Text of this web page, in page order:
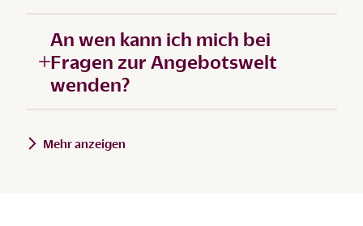
An wen kann ich mich bei
Fragen zur Angebotswelt
wenden?
Mehr anzeigen